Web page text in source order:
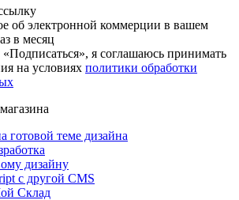
об электронной коммерции в вашем
в месяц
я соглашаюсь принимать
на условиях политики обработки
готовой теме дизайна
дизайну
с другой CMS
Склад